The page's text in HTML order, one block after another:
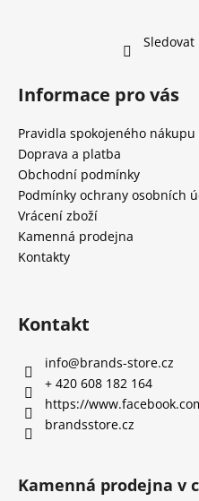
Informace pro vás
Pravidla spokojeného nákupu
Doprava a platba
Obchodní podmínky
Podmínky ochrany osobních
Vrácení zboží
Kamenná prodejna
Kontakty
Kontakt
info@brands-store.cz
+ 420 608 182 164
https://
brandsstore.cz
Kamenná prodejna v